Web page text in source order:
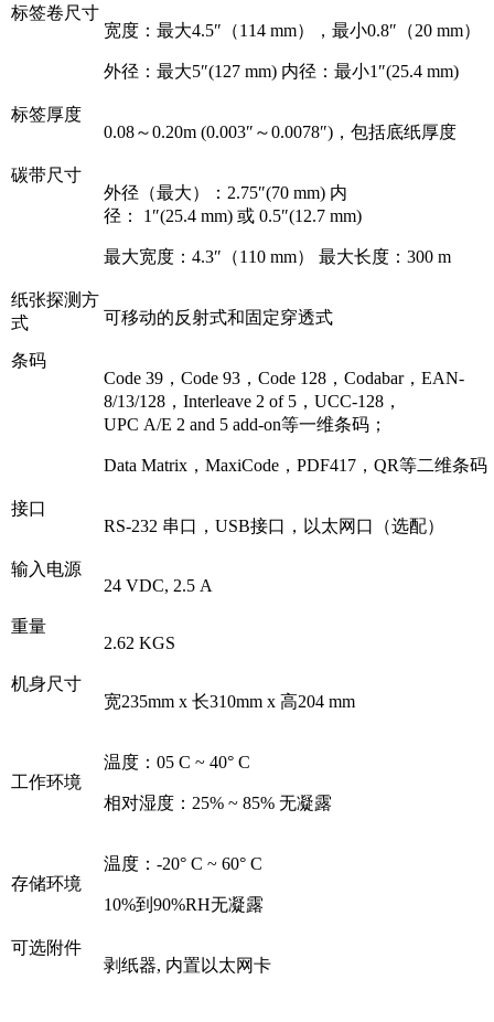
标签卷尺寸
宽度：最大4.5″（114 mm），最小0.8″（20 mm）
外径：最大5″(127 mm) 内径：最小1″(25.4 mm)
标签厚度
0.08～0.20m (0.003″～0.0078″)，包括底纸厚度
碳带尺寸
外径（最大）：2.75″(70 mm) 内
径： 1″(25.4 mm) 或 0.5″(12.7 mm)
最大宽度：4.3″（110 mm） 最大长度：300 m
纸张探测方
式
可移动的反射式和固定穿透式
条码
Code 39，Code 93，Code 128，Codabar，EAN-
8/13/128，Interleave 2 of 5，UCC-128，
UPC A/E 2 and 5 add-on等一维条码；
Data Matrix，MaxiCode，PDF417，QR等二维条码
接口
RS-232 串口，USB接口，以太网口（选配）
输入电源
24 VDC, 2.5 A
重量
2.62 KGS
机身尺寸
宽235mm x 长310mm x 高204 mm
工作环境
温度：05 C ~ 40° C
相对湿度：25% ~ 85% 无凝露
存储环境
温度：-20° C ~ 60° C
10%到90%RH无凝露
可选附件
剥纸器, 内置以太网卡